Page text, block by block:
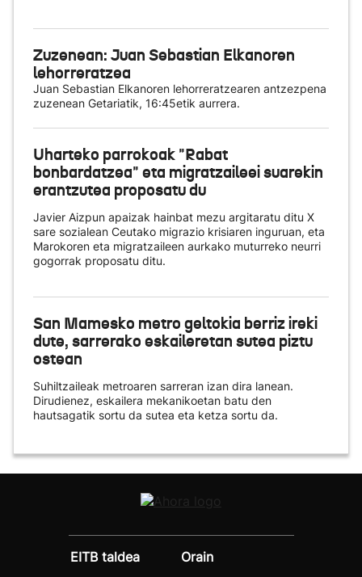
Zuzenean: Juan Sebastian Elkanoren
lehorreratzea
Juan Sebastian Elkanoren lehorreratzearen antzezpena
zuzenean Getariatik, 16:45etik aurrera.
Uharteko parrokoak "Rabat
bonbardatzea" eta migratzaileei suarekin
erantzutea proposatu du
Javier Aizpun apaizak hainbat mezu argitaratu ditu X
sare sozialean Ceutako migrazio krisiaren inguruan, eta
Marokoren eta migratzaileen aurkako muturreko neurri
gogorrak proposatu ditu.
San Mamesko metro geltokia berriz ireki
dute, sarrerako eskaileretan sutea piztu
ostean
Suhiltzaileak metroaren sarreran izan dira lanean.
Dirudienez, eskailera mekanikoetan batu den
hautsagatik sortu da sutea eta ketza sortu da.
EITB taldea
Orain